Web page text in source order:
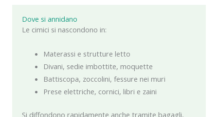
Dove si annidano
Le cimici si nascondono in:
Materassi e strutture letto
Divani, sedie imbottite, moquette
Battiscopa, zoccolini, fessure nei muri
Prese elettriche, cornici, libri e zaini
Si diffondono rapidamente anche tramite bagagli,